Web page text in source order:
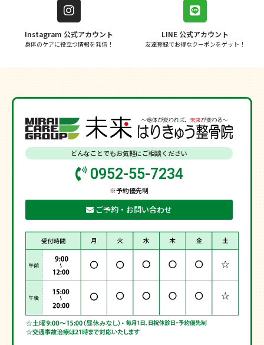
Instagram 公式アカウント
身体のケアに役立つ情報を発信！
LINE 公式アカウント
友達登録でお得なクーポンをゲット！
どんなことでもお気軽にご相談ください
0952-55-7234
※予約優先制
ご予約・お問い合わせ